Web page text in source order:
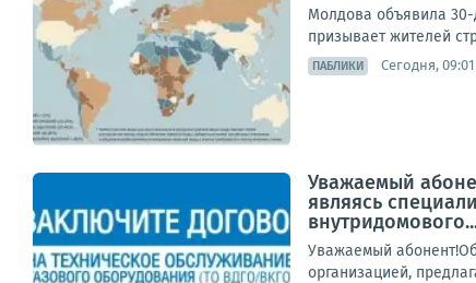
Молдова объявила 30-
призывает жителей
ПАБЛИКИ Сегодня, 09:01
Уважаемый
являясь
Уважаемый
организацией,